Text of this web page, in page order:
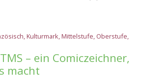
,Kulturmark,Mittelstufe, Oberstufe,
– ein Comiczeichner,
macht